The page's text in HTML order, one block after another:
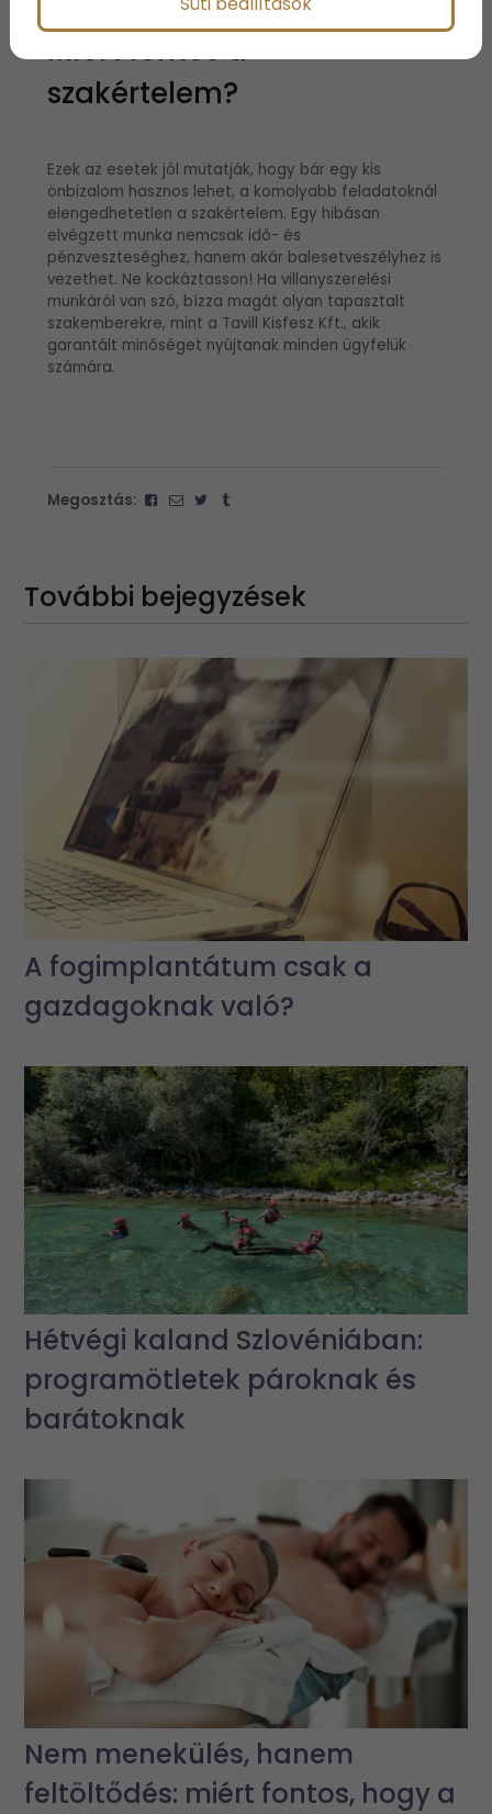
Miért fontos a
szakértelem?
Ezek az esetek jól mutatják, hogy bár egy kis
önbizalom hasznos lehet, a komolyabb feladatoknál
elengedhetetlen a szakértelem. Egy hibásan
elvégzett munka nemcsak idő- és
pénzveszteséghez, hanem akár balesetveszélyhez is
vezethet. Ne kockáztasson! Ha villanyszerelési
munkáról van szó, bízza magát olyan tapasztalt
szakemberekre, mint a Tavill Kisfesz Kft., akik
garantált minőséget nyújtanak minden ügyfelük
számára.
Megosztás:
További bejegyzések
A fogimplantátum csak a
gazdagoknak való?
Hétvégi kaland Szlovéniában:
programötletek pároknak és
barátoknak
Nem menekülés, hanem
feltöltődés: miért fontos, hogy a